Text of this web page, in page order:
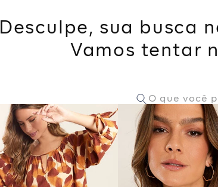
Desculpe, sua busca
Vamos tentar